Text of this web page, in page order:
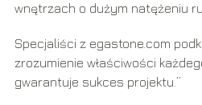
wnętrzach o dużym natężeniu
Specjaliści z egastone.com
zrozumienie właściwości
gwarantuje sukces projektu.”